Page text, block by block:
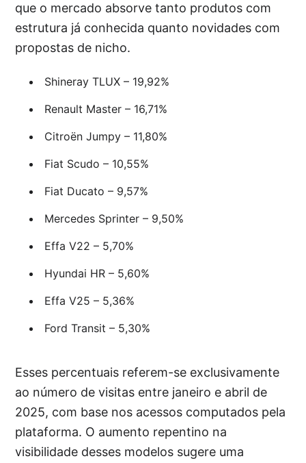
que o mercado absorve tanto produtos com
estrutura já conhecida quanto novidades com
propostas de nicho.
Shineray TLUX – 19,92%
Renault Master – 16,71%
Citroën Jumpy – 11,80%
Fiat Scudo – 10,55%
Fiat Ducato – 9,57%
Mercedes Sprinter – 9,50%
Effa V22 – 5,70%
Hyundai HR – 5,60%
Effa V25 – 5,36%
Ford Transit – 5,30%
Esses percentuais referem-se exclusivamente
ao número de visitas entre janeiro e abril de
2025, com base nos acessos computados pela
plataforma. O aumento repentino na
visibilidade desses modelos sugere uma